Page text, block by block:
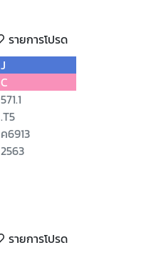
รายการโปรด
J
C
571.1
.T5
ค6913
2563
รายการโปรด